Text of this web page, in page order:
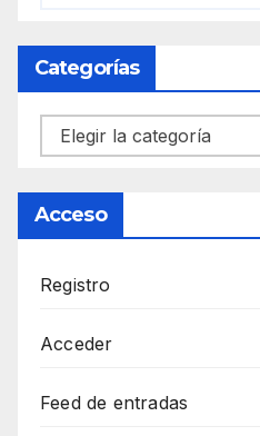
Categorías
Categorías
Acceso
Registro
Acceder
Feed de entradas